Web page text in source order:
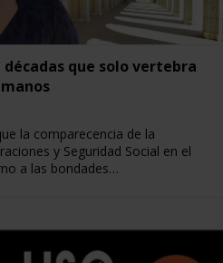
décadas que solo vertebra
la comparecencia de la
y Seguridad Social en el
a las bondades…